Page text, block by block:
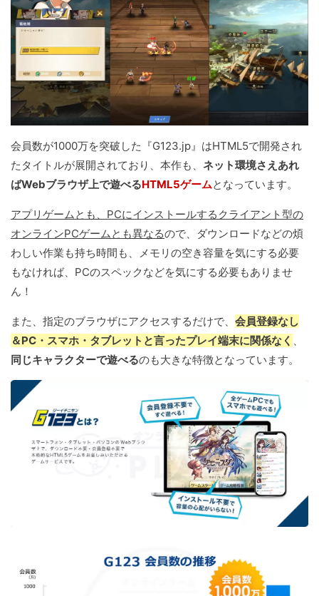
会員数が1000万を突破した『G123.jp』はHTML5で開発され
たタイトルが展開されており、本作も、 ネット環境さえあれ
ばWebブラウザ上で遊べるHTML5ゲームとなっています。
アプリゲームとも、PCにインストールするクライアント型の
オンラインPCゲームとも異なるので、ダウンロードなどの煩
わしい作業も持ち時間も、メモリの空き容量を気にする必要
もなければ、PCのスペックなどを気にする必要もありませ
ん！
また、指定のブラウザにアクセスするだけで、 会員登録なし
＆PC・スマホ・タブレットと言ったプレイ端末に関係なく 、
同じキャラクターで遊べるのも大きな特徴となっています。